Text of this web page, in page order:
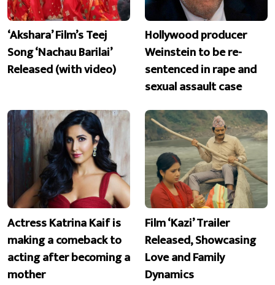
‘Akshara’ Film’s Teej
Song ‘Nachau Barilai’
Released (with video)
Hollywood producer
Weinstein to be re-
sentenced in rape and
sexual assault case
Actress Katrina Kaif is
making a comeback to
acting after becoming a
mother
Film ‘Kazi’ Trailer
Released, Showcasing
Love and Family
Dynamics